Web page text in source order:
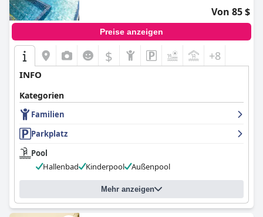
Von 85 $
Preise anzeigen
$ +8
INFO
Kategorien
Familien
Parkplatz
Pool
Hallenbad
Kinderpool Außenpool
Mehr anzeigen